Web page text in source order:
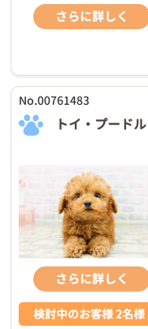
さらに詳しく
No.00761483
トイ・プードル
さらに詳しく
検討中のお客様 2名様